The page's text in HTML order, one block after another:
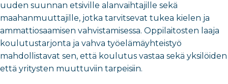
uuden suunnan etsiville alanvaihtajille sekä
maahanmuuttajille, jotka tarvitsevat tukea kielen ja
ammattiosaamisen vahvistamisessa. Oppilaitosten laaja
koulutustarjonta ja vahva työelämäyhteistyö
mahdollistavat sen, että koulutus vastaa sekä yksilöiden
että yritysten muuttuviin tarpeisiin.